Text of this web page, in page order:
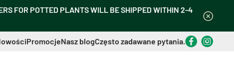
FOR POTTED PLANTS WILL BE SHIPPED WITHIN 2-4
PromocjeNasz blogCzęsto zadawane pytania.